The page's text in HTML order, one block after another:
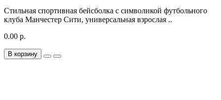
Стильная спортивная бейсболка с символикой футбольного
клуба Манчестер Сити, универсальная взрослая ..
0.00 р.
В корзину